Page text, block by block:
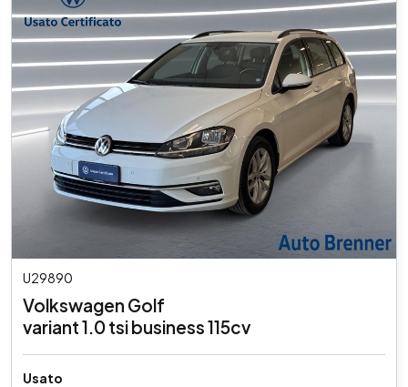
U29890
Volkswagen Golf
variant 1.0 tsi business 115cv
Usato